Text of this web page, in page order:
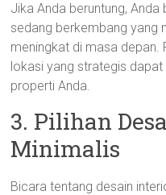
Jika Anda beruntung,
sedang berkembang yang
meningkat di masa depan.
lokasi yang strategis
properti Anda.
3. Pilihan
Minimalis
Bicara tentang desain